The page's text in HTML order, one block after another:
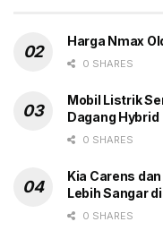
Secara teknis,
mesin 125cc SOHC
dipadukan dengan
ini dinilai cukup
perkotaan besar.
Harga Nmax
0 SHARES
Mobil Listrik
Dagang Hybrid
0 SHARES
Kia Carens
Lebih Sangar
0 SHARES